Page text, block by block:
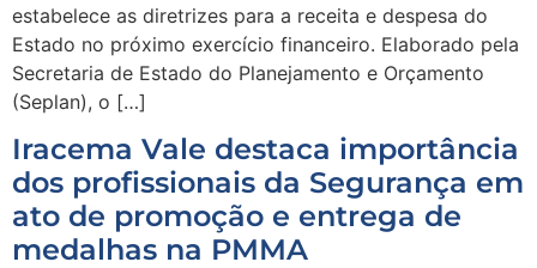
estabelece as diretrizes para a receita e despesa do
Estado no próximo exercício financeiro. Elaborado pela
Secretaria de Estado do Planejamento e Orçamento
(Seplan), o […]
Iracema Vale destaca importância
dos profissionais da Segurança em
ato de promoção e entrega de
medalhas na PMMA